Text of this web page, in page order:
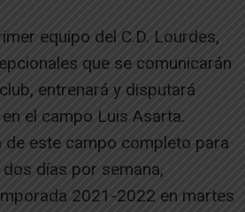
equipo del C.D. Lourdes,
que se comunicarán
entrenará y disputará
el campo Luis Asarta.
de este campo completo para
días por semana,
2021-2022 en martes